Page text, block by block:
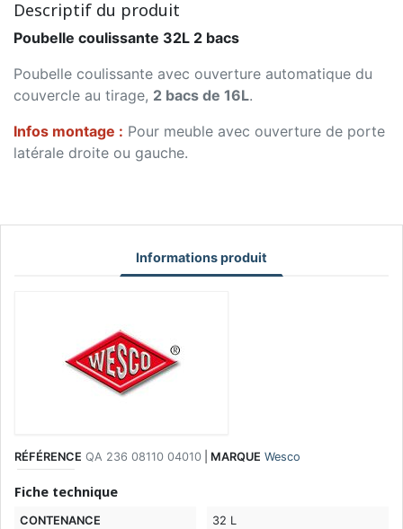
Descriptif du produit
Poubelle coulissante 32L 2 bacs
Poubelle coulissante avec ouverture automatique du
couvercle au tirage, 2 bacs de 16L.
Infos montage : Pour meuble avec ouverture de porte
latérale droite ou gauche.
Informations produit
RÉFÉRENCE QA 236 08110 04010 MARQUE Wesco
Fiche technique
CONTENANCE 32 L